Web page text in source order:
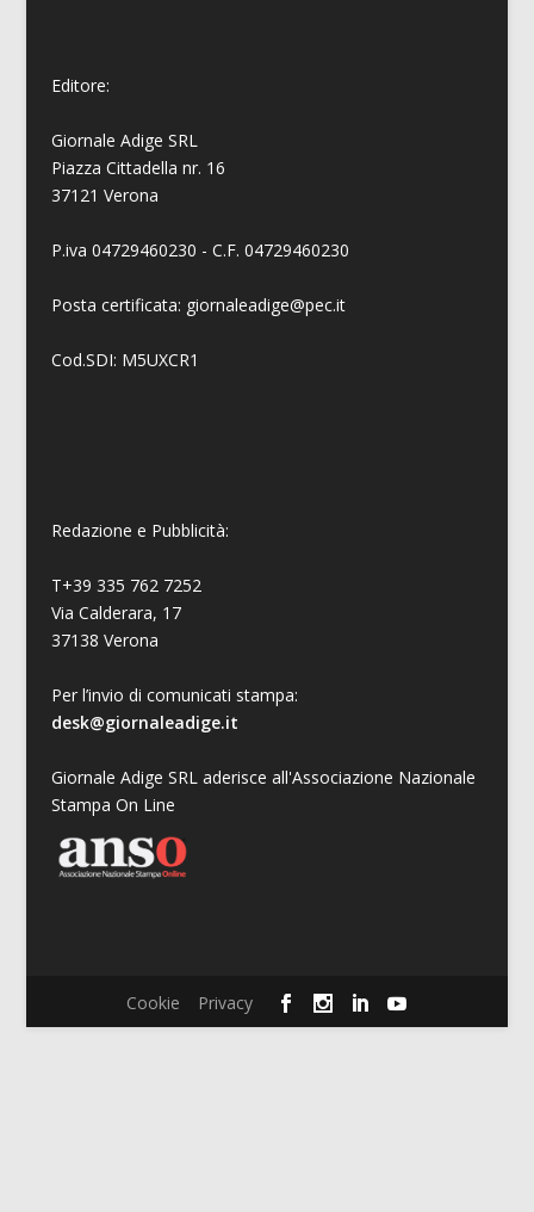
Editore:
Giornale Adige SRL
Piazza Cittadella nr. 16
37121 Verona
P.iva 04729460230 - C.F. 04729460230
Posta certificata: giornaleadige@pec.it
Cod.SDI: M5UXCR1
Redazione e Pubblicità:
T+39 335 762 7252
Via Calderara, 17
37138 Verona
Per l’invio di comunicati stampa:
desk@giornaleadige.it
Giornale Adige SRL aderisce all'Associazione Nazionale
Stampa On Line
Cookie Privacy